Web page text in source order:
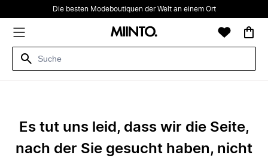
Die besten Modeboutiquen der Welt an einem Ort
Es tut uns leid, dass wir die Seite,
nach der Sie gesucht haben, nicht